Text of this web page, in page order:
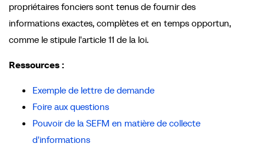
propriétaires fonciers sont tenus de fournir des
informations exactes, complètes et en temps opportun,
comme le stipule l'article 11 de la loi.
Ressources :
Exemple de lettre de demande
Foire aux questions
Pouvoir de la SEFM en matière de collecte
d'informations